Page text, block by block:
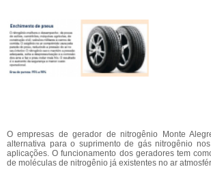
O empresas de gerador de nitrogênio Monte
alternativa para o suprimento de gás nitrogênio
aplicações. O funcionamento dos geradores tem
de moléculas de nitrogênio já existentes no ar